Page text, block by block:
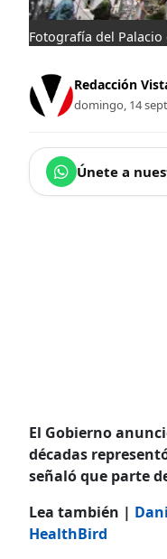
Fotografía del
Redacción
domingo, 14
Únete a
El Gobierno
décadas
señaló que parte
Lea también |
HealthBird